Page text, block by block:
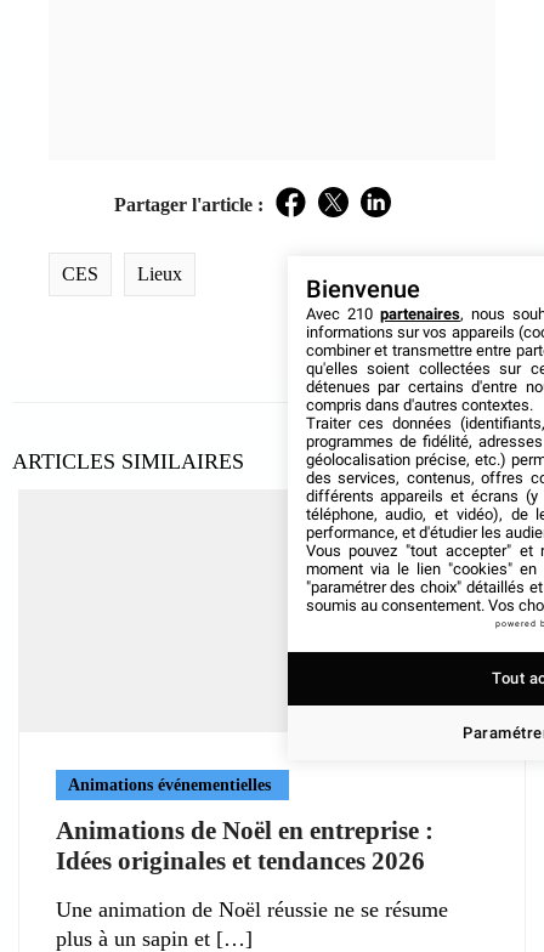
Partager l'article : Facebook
TwitterLinkedIn
CES Lieux
ARTICLES SIMILAIRES
Animations événementielles
Animations de Noël en entreprise :
Idées originales et tendances 2026
Une animation de Noël réussie ne se résume
plus à un sapin et
Bienvenue
Avec 210 partenaires, nous
informations sur vos appareils
combiner et transmettre entre
qu'elles soient collectées sur
détenues par certains d'entre
compris dans d'autres contextes.
Traiter ces données
programmes de fidélité,
géolocalisation précise, etc.)
des services, contenus, offres
différents appareils et écrans (y
téléphone, audio, et vidéo), de
performance, et d'étudier les
Vous pouvez "tout accepter" et
moment via le lien "cookies" en
"paramétrer des choix" détaillés
soumis au consentement. Vos
powered
Tout